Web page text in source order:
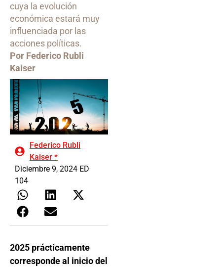
cuya la evolución
económica estará muy
influenciada por las
acciones políticas.
Por Federico Rubli
Kaiser
Federico Rubli
Kaiser *
Diciembre 9, 2024 ED
104
2025 prácticamente
corresponde al inicio del